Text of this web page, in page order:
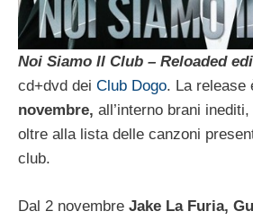
Noi Siamo Il Club – Reloaded
cd+dvd dei Club Dogo. La release
novembre, all’interno brani
oltre alla lista delle canzoni
club.
Dal 2 novembre Jake La Furia,